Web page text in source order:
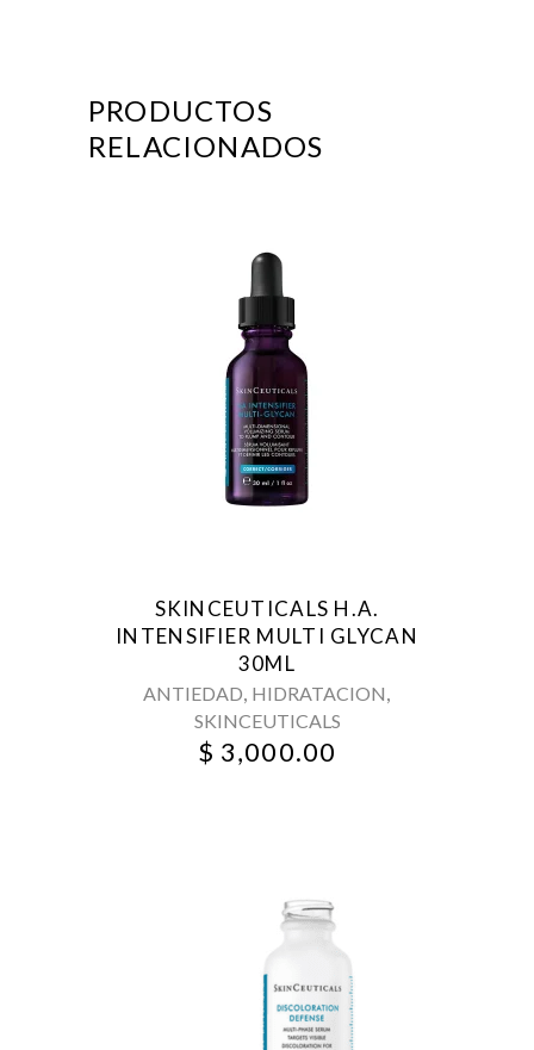
PRODUCTOS
RELACIONADOS
SKINCEUTICALS H.A.
INTENSIFIER MULTI GLYCAN
30ML
ANTIEDAD, HIDRATACION,
SKINCEUTICALS
$ 3,000.00